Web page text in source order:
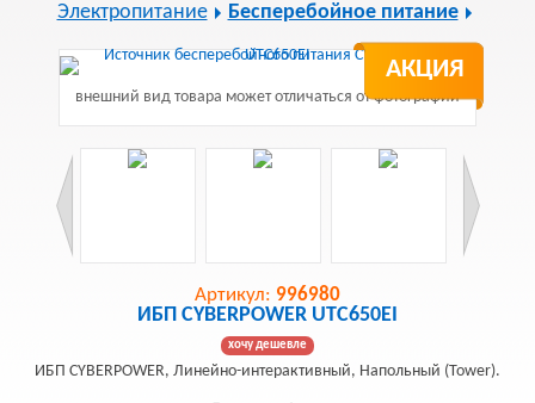
Электропитание Бесперебойное питание
АКЦИЯ
внешний вид товара может отличаться от фотографии
Артикул: 996980
ИБП CYBERPOWER UTC650EI
хочу дешевле
ИБП CYBERPOWER, Линейно-интерактивный, Напольный (Tower).